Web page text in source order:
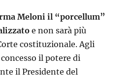
Meloni il “porcellum”
e non sarà più
costituzionale. Agli
il potere di
il Presidente del